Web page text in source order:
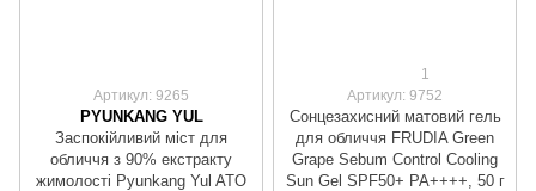
Артикул: 9265
PYUNKANG YUL
Заспокійливий міст для
обличчя з 90% екстракту
жимолості Pyunkang Yul ATO
1
Артикул: 9752
Сонцезахисний матовий гель
для обличчя FRUDIA Green
Grape Sebum Control Cooling
Sun Gel SPF50+ PA++++, 50 г